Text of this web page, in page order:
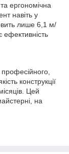
ергономічна
навіть у
лише 6,1 м/
ефективність
конструкції
Цей
на